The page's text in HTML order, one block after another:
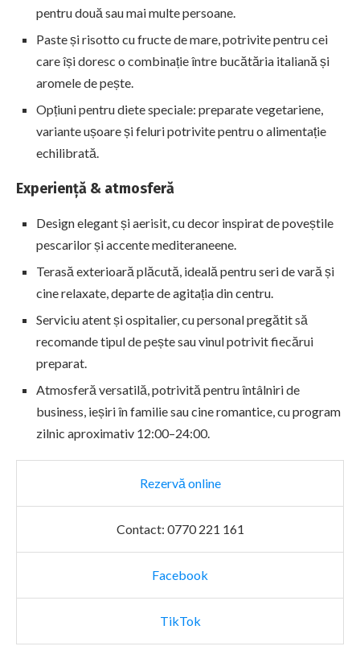
pentru două sau mai multe persoane.
Paste și risotto cu fructe de mare, potrivite pentru cei
care își doresc o combinație între bucătăria italiană și
aromele de pește.
Opțiuni pentru diete speciale: preparate vegetariene,
variante ușoare și feluri potrivite pentru o alimentație
echilibrată.
Experiență & atmosferă
Design elegant și aerisit, cu decor inspirat de poveștile
pescarilor și accente mediteraneene.
Terasă exterioară plăcută, ideală pentru seri de vară și
cine relaxate, departe de agitația din centru.
Serviciu atent și ospitalier, cu personal pregătit să
recomande tipul de pește sau vinul potrivit fiecărui
preparat.
Atmosferă versatilă, potrivită pentru întâlniri de
business, ieșiri în familie sau cine romantice, cu program
zilnic aproximativ 12:00–24:00.
Rezervă online
Contact: 0770 221 161
Facebook
TikTok